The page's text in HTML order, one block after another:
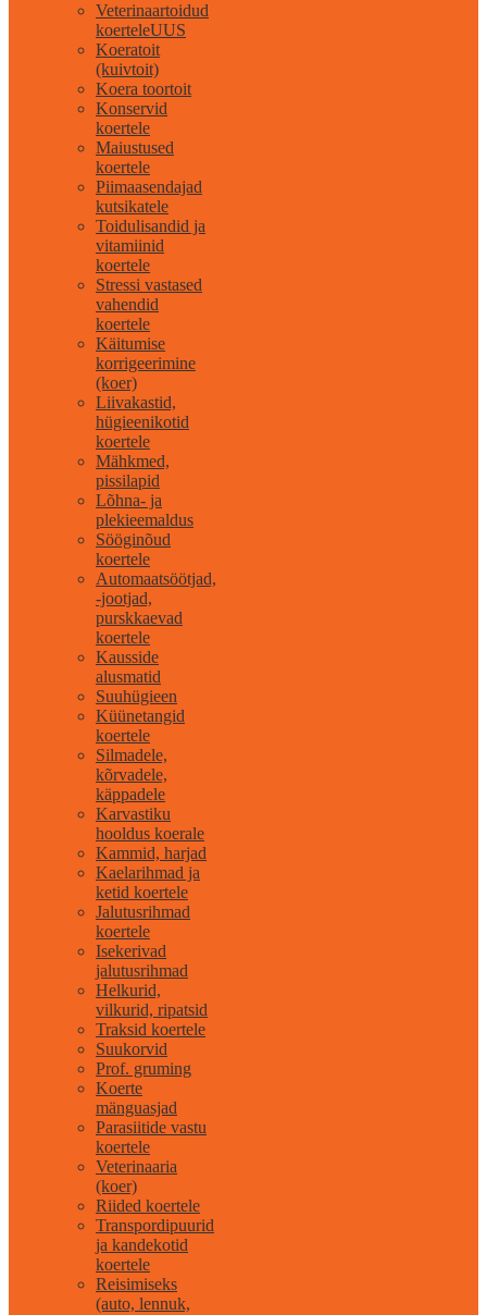
Veterinaartoidud
koerteleUUS
Koeratoit
(kuivtoit)
Koera toortoit
Konservid
koertele
Maiustused
koertele
Piimaasendajad
kutsikatele
Toidulisandid ja
vitamiinid
koertele
Stressi vastased
vahendid
koertele
Käitumise
korrigeerimine
(koer)
Liivakastid,
hügieenikotid
koertele
Mähkmed,
pissilapid
Lõhna- ja
plekieemaldus
Sööginõud
koertele
Automaatsöötjad,
-jootjad,
purskkaevad
koertele
Kausside
alusmatid
Suuhügieen
Küünetangid
koertele
Silmadele,
kõrvadele,
käppadele
Karvastiku
hooldus koerale
Kammid, harjad
Kaelarihmad ja
ketid koertele
Jalutusrihmad
koertele
Isekerivad
jalutusrihmad
Helkurid,
vilkurid, ripatsid
Traksid koertele
Suukorvid
Prof. gruming
Koerte
mänguasjad
Parasiitide vastu
koertele
Veterinaaria
(koer)
Riided koertele
Transpordipuurid
ja kandekotid
koertele
Reisimiseks
(auto, lennuk,